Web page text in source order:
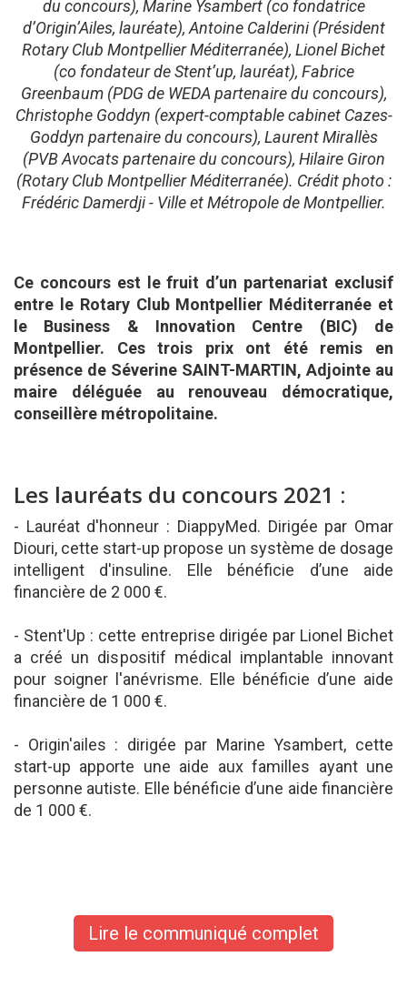
du concours), Marine Ysambert (co fondatrice
d’Origin’Ailes, lauréate), Antoine Calderini (Président
Rotary Club Montpellier Méditerranée), Lionel Bichet
(co fondateur de Stent’up, lauréat), Fabrice
Greenbaum (PDG de WEDA partenaire du concours),
Christophe Goddyn (expert-comptable cabinet Cazes-
Goddyn partenaire du concours), Laurent Mirallès
(PVB Avocats partenaire du concours), Hilaire Giron
(Rotary Club Montpellier Méditerranée). Crédit photo :
Frédéric Damerdji - Ville et Métropole de Montpellier.
Ce concours est le fruit d’un partenariat exclusif
entre le Rotary Club Montpellier Méditerranée et
le Business & Innovation Centre (BIC) de
Montpellier. Ces trois prix ont été remis en
présence de Séverine SAINT-MARTIN, Adjointe au
maire déléguée au renouveau démocratique,
conseillère métropolitaine.
Les lauréats du concours 2021 :
- Lauréat d'honneur : DiappyMed. Dirigée par Omar
Diouri, cette start-up propose un système de dosage
intelligent d'insuline. Elle bénéficie d’une aide
financière de 2 000 €.
- Stent'Up : cette entreprise dirigée par Lionel Bichet
a créé un dispositif médical implantable innovant
pour soigner l'anévrisme. Elle bénéficie d’une aide
financière de 1 000 €.
- Origin'ailes : dirigée par Marine Ysambert, cette
start-up apporte une aide aux familles ayant une
personne autiste. Elle bénéficie d’une aide financière
de 1 000 €.
Lire le communiqué complet